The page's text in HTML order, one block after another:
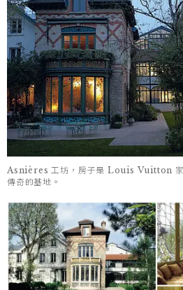
Asnières 工坊，房子是 Louis Vuitton 家
傳奇的基地。